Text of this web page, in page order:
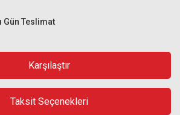
Gün Teslimat
Karşılaştır
Taksit Seçenekleri